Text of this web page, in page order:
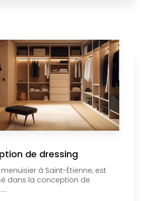
de dressing
menuisier à Saint-Étienne, est
dans la conception de